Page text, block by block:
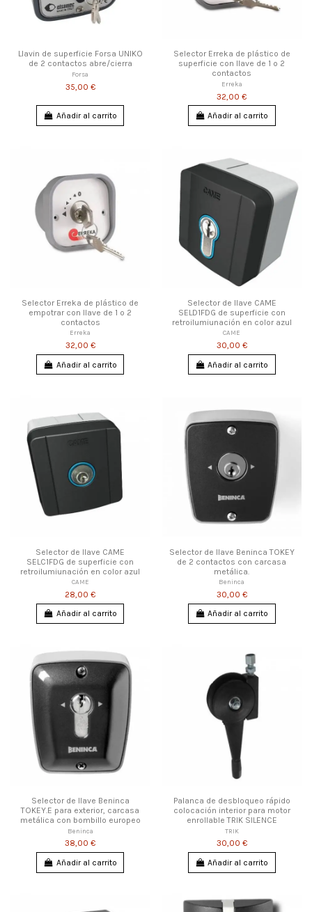
Llavin de superficie Forsa UNIKO
de 2 contactos abre/cierra
Forsa
35,00 €
Añadir al carrito
Selector Erreka de plástico de
superficie con llave de 1 o 2
contactos
Erreka
32,00 €
Añadir al carrito
Selector Erreka de plástico de
empotrar con llave de 1 o 2
contactos
Erreka
32,00 €
Añadir al carrito
Selector de llave CAME
SELD1FDG de superficie con
retroilumiunación en color azul
CAME
30,00 €
Añadir al carrito
Selector de llave CAME
SELC1FDG de superficie con
retroilumiunación en color azul
CAME
28,00 €
Añadir al carrito
Selector de llave Beninca TOKEY
de 2 contactos con carcasa
metálica.
Beninca
30,00 €
Añadir al carrito
Selector de llave Beninca
TOKEY.E para exterior, carcasa
metálica con bombillo europeo
Beninca
38,00 €
Añadir al carrito
Palanca de desbloqueo rápido
colocación interior para motor
enrollable TRIK SILENCE
TRIK
30,00 €
Añadir al carrito